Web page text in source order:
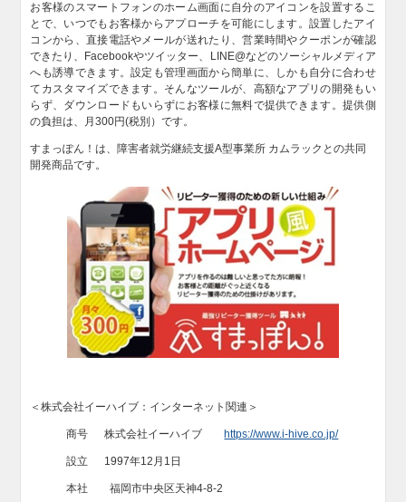
お客様のスマートフォンのホーム画面に自分のアイコンを設置するこ
とで、いつでもお客様からアプローチを可能にします。設置したアイ
コンから、直接電話やメールが送れたり、営業時間やクーポンが確認
できたり、Facebookやツイッター、LINE@などのソーシャルメディア
へも誘導できます。設定も管理画面から簡単に、しかも自分に合わせ
てカスタマイズできます。そんなツールが、高額なアプリの開発もい
らず、ダウンロードもいらずにお客様に無料で提供できます。提供側
の負担は、月300円(税別）です。
すまっぽん！は、障害者就労継続支援A型事業所 カムラックとの共同
開発商品です。
＜株式会社イーハイブ：インターネット関連＞
商号 株式会社イーハイブ https://www.i-hive.co.jp/
設立 1997年12月1日
本社 福岡市中央区天神4-8-2